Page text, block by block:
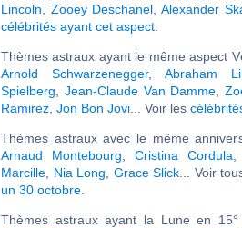
Lincoln
Zooey Deschanel Alexander
célébrités ayant cet aspect
Thèmes astraux ayant le même aspect
Arnold Schwarzenegger, Abraham
Spielberg
Jean-Claude Van Damme
Ramirez Jon Bon Jovi ... Voir les
Thèmes astraux avec le même
Arnaud Montebourg
Cristina Cordula
Marcille
Nia Long Grace Slick ... Voir
un 30 octobre
Thèmes astraux ayant la Lune en